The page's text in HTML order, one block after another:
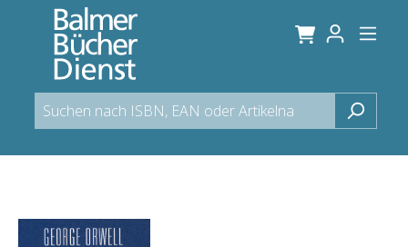
springen
Bildergalerie überspringen